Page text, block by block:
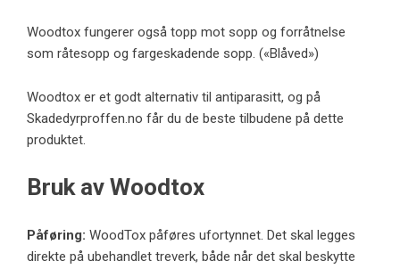
Woodtox fungerer også topp mot sopp og forråtnelse
som råtesopp og fargeskadende sopp. («Blåved»)
Woodtox er et godt alternativ til antiparasitt, og på
Skadedyrproffen.no får du de beste tilbudene på dette
produktet.
Bruk av Woodtox
Påføring: WoodTox påføres ufortynnet. Det skal legges
direkte på ubehandlet treverk, både når det skal beskytte